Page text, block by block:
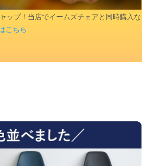
ップ！当店でイームズチェアと同時購入な
こちら